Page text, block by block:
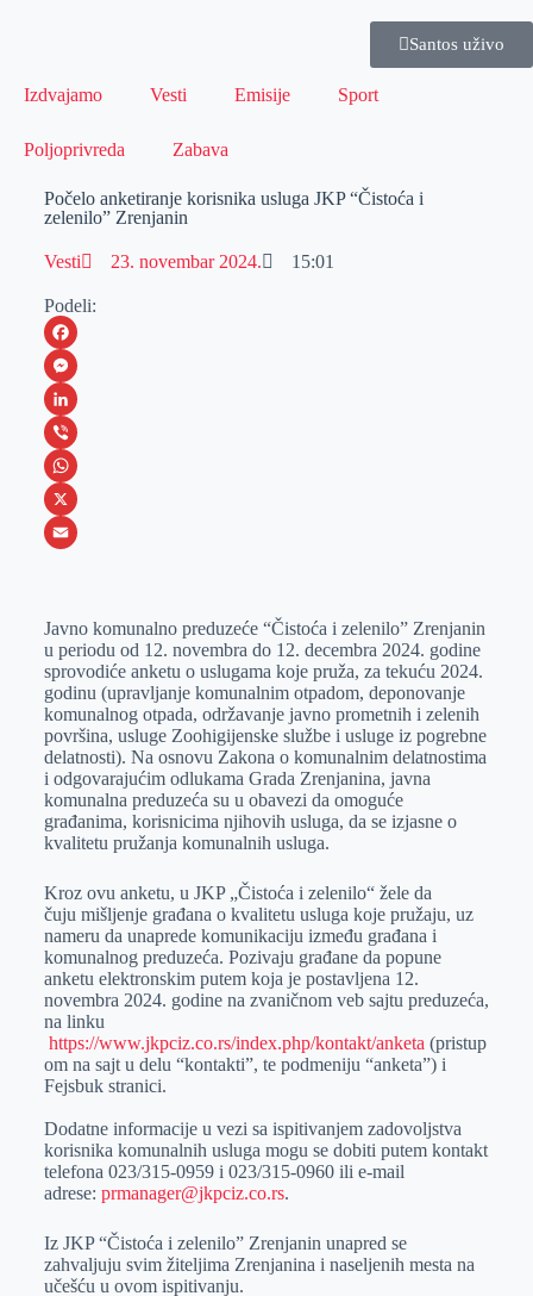
Santos uživo
Izdvajamo Vesti Emisije Sport
Poljoprivreda Zabava
Počelo anketiranje korisnika usluga JKP “Čistoća i
zelenilo” Zrenjanin
Vesti 23. novembar 2024. 15:01
Podeli:
F
a
c
e
b
o
M
e
s
s
e
e
r
L
i
n
k
I
n
V
i
b
W
h
s
A
p
p
X
a
i
l
Javno komunalno preduzeće “Čistoća i zelenilo” Zrenjanin
u periodu od 12. novembra do 12. decembra 2024. godine
sprovodiće anketu o uslugama koje pruža, za tekuću 2024.
godinu (upravljanje komunalnim otpadom, deponovanje
komunalnog otpada, održavanje javno prometnih i zelenih
površina, usluge Zoohigijenske službe i usluge iz pogrebne
delatnosti). Na osnovu Zakona o komunalnim delatnostima
i odgovarajućim odlukama Grada Zrenjanina, javna
komunalna preduzeća su u obavezi da omoguće
građanima, korisnicima njihovih usluga, da se izjasne o
kvalitetu pružanja komunalnih usluga.
Kroz ovu anketu, u JKP „Čistoća i zelenilo“ žele da
čuju mišljenje građana o kvalitetu usluga koje pružaju, uz
nameru da unaprede komunikaciju između građana i
komunalnog preduzeća. Pozivaju građane da popune
anketu elektronskim putem koja je postavljena 12.
novembra 2024. godine na zvaničnom veb sajtu preduzeća,
na linku
https://www.jkpciz.co.rs/index.php/kontakt/anketa (pristup
om na sajt u delu “kontakti”, te podmeniju “anketa”) i
Fejsbuk stranici.
Dodatne informacije u vezi sa ispitivanjem zadovoljstva
korisnika komunalnih usluga mogu se dobiti putem kontakt
telefona 023/315-0959 i 023/315-0960 ili e-mail
adrese: prmanager@jkpciz.co.rs.
Iz JKP “Čistoća i zelenilo” Zrenjanin unapred se
zahvaljuju svim žiteljima Zrenjanina i naseljenih mesta na
učešću u ovom ispitivanju.